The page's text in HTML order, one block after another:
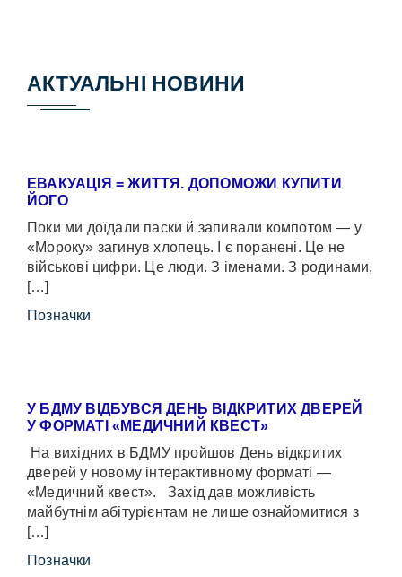
АКТУАЛЬНІ НОВИНИ
ЕВАКУАЦІЯ = ЖИТТЯ. ДОПОМОЖИ КУПИТИ
ЙОГО
Поки ми доїдали паски й запивали компотом — у
«Мороку» загинув хлопець. І є поранені. Це не
військові цифри. Це люди. З іменами. З родинами,
[…]
Позначки
У БДМУ ВІДБУВСЯ ДЕНЬ ВІДКРИТИХ ДВЕРЕЙ
У ФОРМАТІ «МЕДИЧНИЙ КВЕСТ»
На вихідних в БДМУ пройшов День відкритих
дверей у новому інтерактивному форматі —
«Медичний квест». Захід дав можливість
майбутнім абітурієнтам не лише ознайомитися з
[…]
Позначки